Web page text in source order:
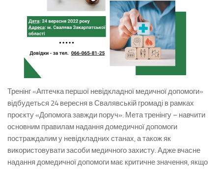
Тренінг«Аптечка першої невідкладної медичної допомоги»
відбудеться 24 вересня в Свалявській громаді в рамках
проєкту «Допомога завжди поруч». Мета тренінгу – навчити
основним правилам надання домедичної допомоги
постраждалим у невідкладних станах, а також як
використовувати засоби медичного захисту. Адже вчасне
надання домедичної допомоги має критичне значення, якщо